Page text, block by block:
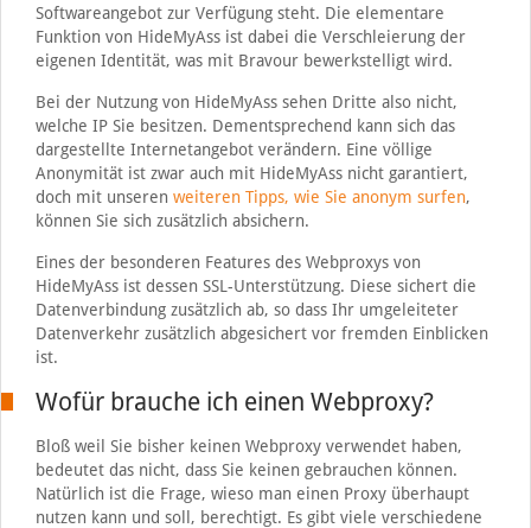
Softwareangebot zur Verfügung steht. Die elementare
Funktion von HideMyAss ist dabei die Verschleierung der
eigenen Identität, was mit Bravour bewerkstelligt wird.
Bei der Nutzung von HideMyAss sehen Dritte also nicht,
welche IP Sie besitzen. Dementsprechend kann sich das
dargestellte Internetangebot verändern. Eine völlige
Anonymität ist zwar auch mit HideMyAss nicht garantiert,
doch mit unseren weiteren Tipps, wie Sie anonym surfen,
können Sie sich zusätzlich absichern.
Eines der besonderen Features des Webproxys von
HideMyAss ist dessen SSL-Unterstützung. Diese sichert die
Datenverbindung zusätzlich ab, so dass Ihr umgeleiteter
Datenverkehr zusätzlich abgesichert vor fremden Einblicken
ist.
Wofür brauche ich einen Webproxy?
Bloß weil Sie bisher keinen Webproxy verwendet haben,
bedeutet das nicht, dass Sie keinen gebrauchen können.
Natürlich ist die Frage, wieso man einen Proxy überhaupt
nutzen kann und soll, berechtigt. Es gibt viele verschiedene